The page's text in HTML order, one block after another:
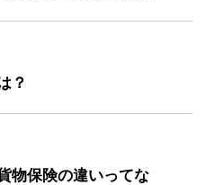
？
物保険の違いってな